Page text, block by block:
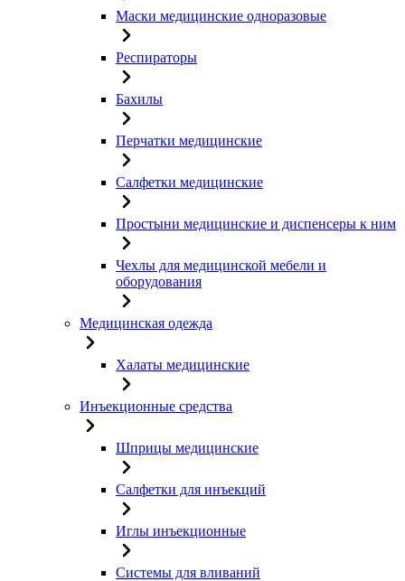
Маски медицинские одноразовые
Респираторы
Бахилы
Перчатки медицинские
Салфетки медицинские
Простыни медицинские и диспенсеры к ним
Чехлы для медицинской мебели и
оборудования
Медицинская одежда
Халаты медицинские
Инъекционные средства
Шприцы медицинские
Салфетки для инъекций
Иглы инъекционные
Системы для вливаний